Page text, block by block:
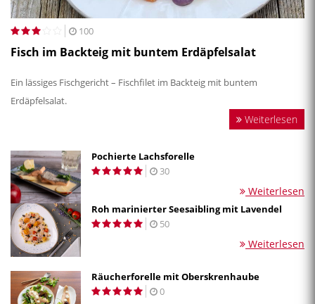
100
Fisch im Backteig mit buntem Erdäpfelsalat
Ein lässiges Fischgericht – Fischfilet im Backteig mit buntem
Erdäpfelsalat.
Weiterlesen
Pochierte Lachsforelle
30
Weiterlesen
Roh marinierter Seesaibling mit Lavendel
50
Weiterlesen
Räucherforelle mit Oberskrenhaube
0